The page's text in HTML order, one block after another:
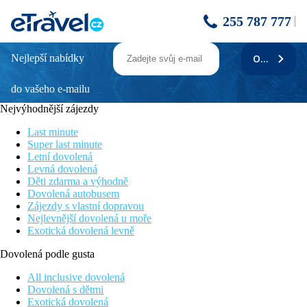
255 787 777
RHODOS HORIZON CITY
Informace o hotelu
Oblíbený čtyřhvězdičkový hotel Rhodos Horizon City nabízí
komfortní ubytování přímo v srdci města Rhodos a současně
pouhých 250 m od krásné pláže. V bezprostřední blízkosti
hotelu se nachází nespočet nákupních a zábavních možností,
přístav Mandraki a rozlehlé Staré město zapsané na kulturní
Seznam světového dědictví UNESCO. Hotel doporučujeme
párům, které ocení možnosti hlavního města ostrova a kvalitní
hotelové služby.
Upozornění: Hotel je určen pro klienty starší 16 let.
Vzdálenost
pláže: 250 m
letiště: 15 km Rhodos
centra: 0 km (v centru)
nákupních možností: 0 m (v blízkosti hotelu)
Nejlepší nabídky
do vašeho e-mailu
ODEBÍRAT
Nejvýhodnější zájezdy
Last minute
Super last minute
Letní dovolená
Levná dovolená
Děti zdarma a výhodně
Dovolená autobusem
Zájezdy s vlastní dopravou
Nejlevnější dovolená u moře
Exotická dovolená levně
Dovolená podle gusta
All inclusive dovolená
Dovolená s dětmi
Exotická dovolená